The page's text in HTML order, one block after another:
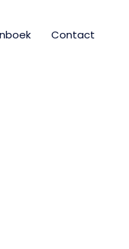
Contact